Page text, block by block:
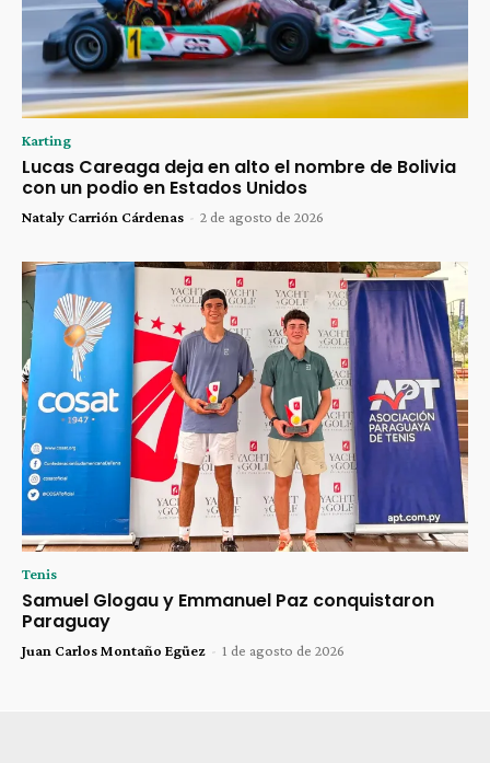
Karting
Lucas Careaga deja en alto el nombre de Bolivia
con un podio en Estados Unidos
Nataly Carrión Cárdenas - 2 de agosto de 2026
Tenis
Samuel Glogau y Emmanuel Paz conquistaron
Paraguay
Juan Carlos Montaño Egüez - 1 de agosto de 2026